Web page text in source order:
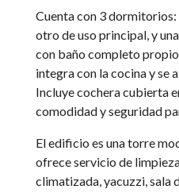
Cuenta con 3 dormitorios:
otro de uso principal, y
con baño completo
integra con la cocina y se
Incluye cochera cubierta
comodidad y seguridad
El edificio es una torre
ofrece servicio de
climatizada, yacuzzi, sala